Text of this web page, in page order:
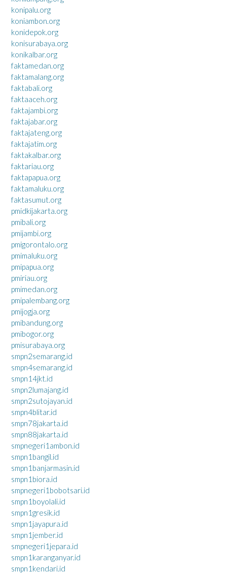
konipalu.org
koniambon.org
konidepok.org
konisurabaya.org
konikalbar.org
faktamedan.org
faktamalang.org
faktabali.org
faktaaceh.org
faktajambi.org
faktajabar.org
faktajateng.org
faktajatim.org
faktakalbar.org
faktariau.org
faktapapua.org
faktamaluku.org
faktasumut.org
pmidkijakarta.org
pmibali.org
pmijambi.org
pmigorontalo.org
pmimaluku.org
pmipapua.org
pmiriau.org
pmimedan.org
pmipalembang.org
pmijogja.org
pmibandung.org
pmibogor.org
pmisurabaya.org
smpn2semarang.id
smpn4semarang.id
smpn14jkt.id
smpn2lumajang.id
smpn2sutojayan.id
smpn4blitar.id
smpn78jakarta.id
smpn88jakarta.id
smpnegeri1ambon.id
smpn1bangil.id
smpn1banjarmasin.id
smpn1biora.id
smpnegeri1bobotsari.id
smpn1boyolali.id
smpn1gresik.id
smpn1jayapura.id
smpn1jember.id
smpnegeri1jepara.id
smpn1karanganyar.id
smpn1kendari.id